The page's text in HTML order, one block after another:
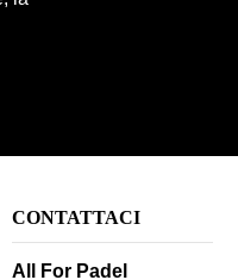
CONTATTACI
All For Padel